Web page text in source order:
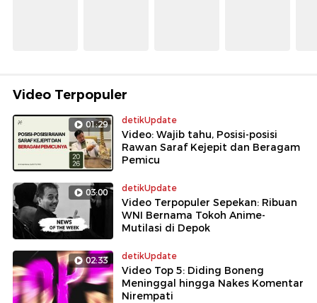
Video Terpopuler
01:29 detikUpdate
Video: Wajib tahu, Posisi-posisi
Rawan Saraf Kejepit dan Beragam
Pemicu
03:00 detikUpdate
Video Terpopuler Sepekan: Ribuan
WNI Bernama Tokoh Anime-
Mutilasi di Depok
02:33 detikUpdate
Video Top 5: Diding Boneng
Meninggal hingga Nakes Komentar
Nirempati